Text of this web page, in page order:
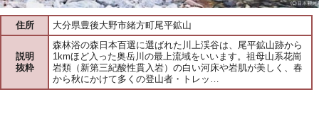
住所 大分県豊後大野市緒方町尾平鉱山
説明
抜粋
森林浴の森日本百選に選ばれた川上渓谷は、尾平鉱山跡から
1kmほど入った奥岳川の最上流域をいいます。祖母山系花崗
岩類（新第三紀酸性貫入岩）の白い河床や岩肌が美しく、春
から秋にかけて多くの登山者・トレッ…